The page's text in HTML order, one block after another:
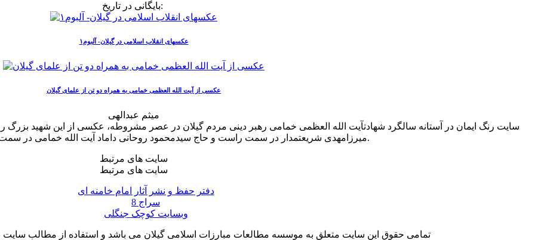
بایگانی در تاریخ:
عکسهای انقلاب اسلامی در گیلان- آلبوم۱
عکسی از آیت الله العظمی خمامی به همراه دو تن از علمای گیلان
میثم عبدالهی
سایت رنگ ایمان در آستانه سالگرد شهادتآیت الله العظمی خمامی رهبر دینی مردم گیلان در عصر مشروطه، عکسی از این شهید بزرگ
میرزامهدی شریعتمدار در سمت راست و حاج سیدمحمود روحانی داماد آیت الله خمامی در سمت چپ تصویر دیده می شوند.
سایت های مرتبط
سایت های مرتبط
دفتر حفظ و نشر آثار امام خامنه ای
سراج 8
وبسایت کوچک جنگلی
تمامی حقوق این سایت متعلق به موسسه مطالعات مبارزات اسلامی گیلان می باشد و استفاده از مطالب سایت